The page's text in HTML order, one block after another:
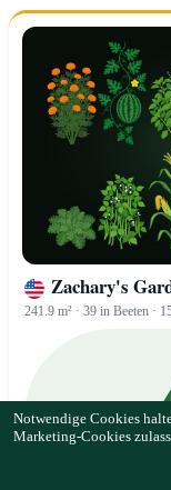
Zachary's
241.9 m² · 39 in Beeten ·
Notwendige Cookies
Marketing-Cookies